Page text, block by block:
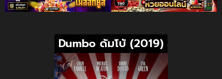
Dumbo ดัมโบ้ (2019)